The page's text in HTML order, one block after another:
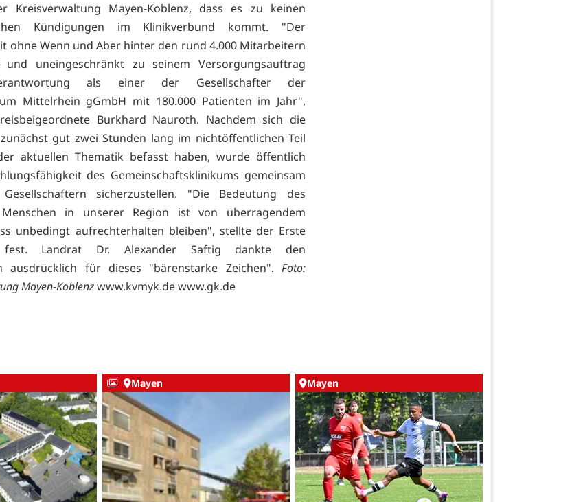
Kreisverwaltung Mayen-Koblenz, dass es zu keinen
Kündigungen im Klinikverbund kommt. "Der
ohne Wenn und Aber hinter den rund 4.000 Mitarbeitern
und uneingeschränkt zu seinem Versorgungsauftrag
als einer der Gesellschafter der
Mittelrhein gGmbH mit 180.000 Patienten im Jahr",
Burkhard Nauroth. Nachdem sich die
gut zwei Stunden lang im nichtöffentlichen Teil
aktuellen Thematik befasst haben, wurde öffentlich
des Gemeinschaftsklinikums gemeinsam
sicherzustellen. "Die Bedeutung des
in unserer Region ist von überragendem
unbedingt aufrechterhalten bleiben", stellte der Erste
fest. Landrat Dr. Alexander Saftig dankte den
ausdrücklich für dieses "bärenstarke Zeichen". Foto:
Mayen-Koblenzwww.kvmyk.dewww.gk.de
Mayen Mayen